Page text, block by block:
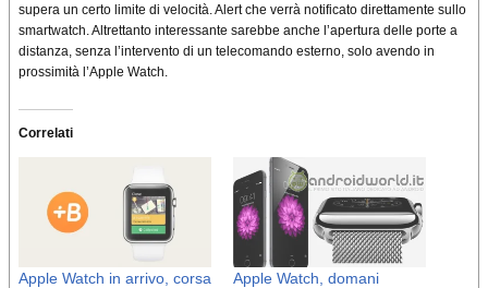
supera un certo limite di velocità. Alert che verrà notificato direttamente sullo
smartwatch. Altrettanto interessante sarebbe anche l’apertura delle porte a
distanza, senza l’intervento di un telecomando esterno, solo avendo in
prossimità l’Apple Watch.
Correlati
Apple Watch in arrivo, corsa
Apple Watch, domani